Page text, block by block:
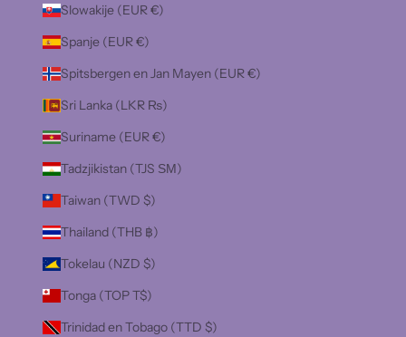
Slowakije (EUR €)
Spanje (EUR €)
Spitsbergen en Jan Mayen (EUR €)
Sri Lanka (LKR ₨)
Suriname (EUR €)
Tadzjikistan (TJS ЅМ)
Taiwan (TWD $)
Thailand (THB ฿)
Tokelau (NZD $)
Tonga (TOP T$)
Trinidad en Tobago (TTD $)